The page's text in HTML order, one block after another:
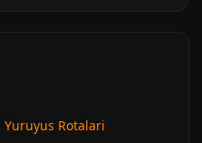
Yuruyus Rotalari